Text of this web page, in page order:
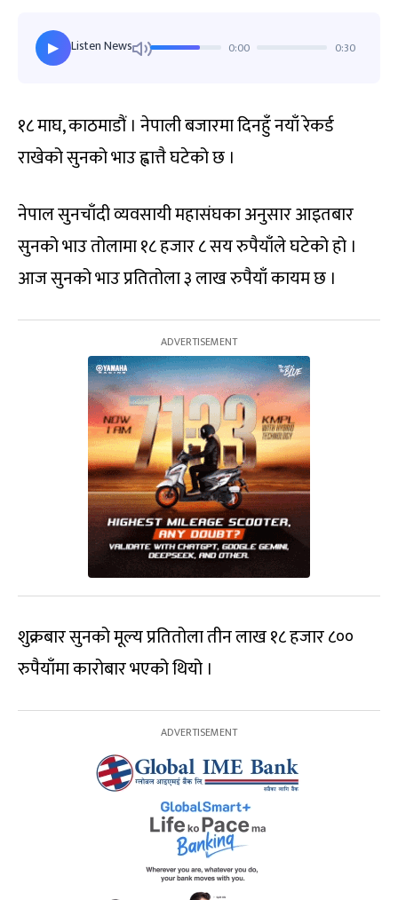
▶ Listen News 0:00 0:30
१८ माघ, काठमाडौं । नेपाली बजारमा दिनहुँ नयाँ रेकर्ड
राखेको सुनको भाउ ह्वात्तै घटेको छ ।
नेपाल सुनचाँदी व्यवसायी महासंघका अनुसार आइतबार
सुनको भाउ तोलामा १८ हजार ८ सय रुपैयाँले घटेको हो ।
आज सुनको भाउ प्रतितोला ३ लाख रुपैयाँ कायम छ ।
शुक्रबार सुनको मूल्य प्रतितोला तीन लाख १८ हजार ८००
रुपैयाँमा कारोबार भएको थियो ।